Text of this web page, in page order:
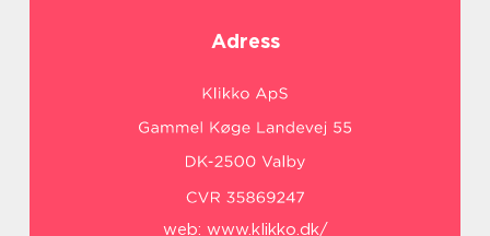
Adress
web: www.klikko.dk/